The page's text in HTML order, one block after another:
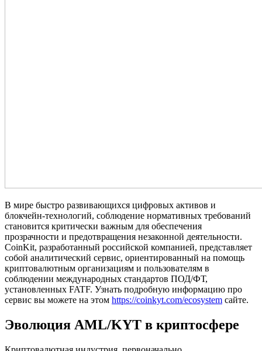
В мире быстро развивающихся цифровых активов и
блокчейн-технологий, соблюдение нормативных требований
становится критически важным для обеспечения
прозрачности и предотвращения незаконной деятельности.
CoinKit, разработанный российской компанией, представляет
собой аналитический сервис, ориентированный на помощь
криптовалютным организациям и пользователям в
соблюдении международных стандартов ПОД/ФТ,
установленных FATF. Узнать подробную информацию про
сервис вы можете на этом https://coinkyt.com/ecosystem сайте.
Эволюция AML/KYT в криптосфере